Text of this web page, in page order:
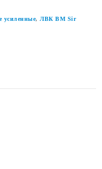
усиленные, ЛВК ВМ Sir